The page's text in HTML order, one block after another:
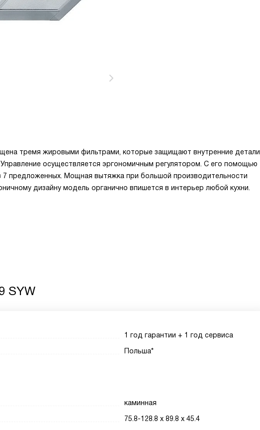
тремя жировыми фильтрами, которые защищают внутренние детали
осуществляется эргономичным регулятором. С его помощью
предложенных. Мощная вытяжка при большой производительности
дизайну модель органично впишется в интерьер любой кухни.
SYW
1 год гарантии + 1 год сервиса
Польша*
каминная
75.8-128.8 х 89.8 х 45.4